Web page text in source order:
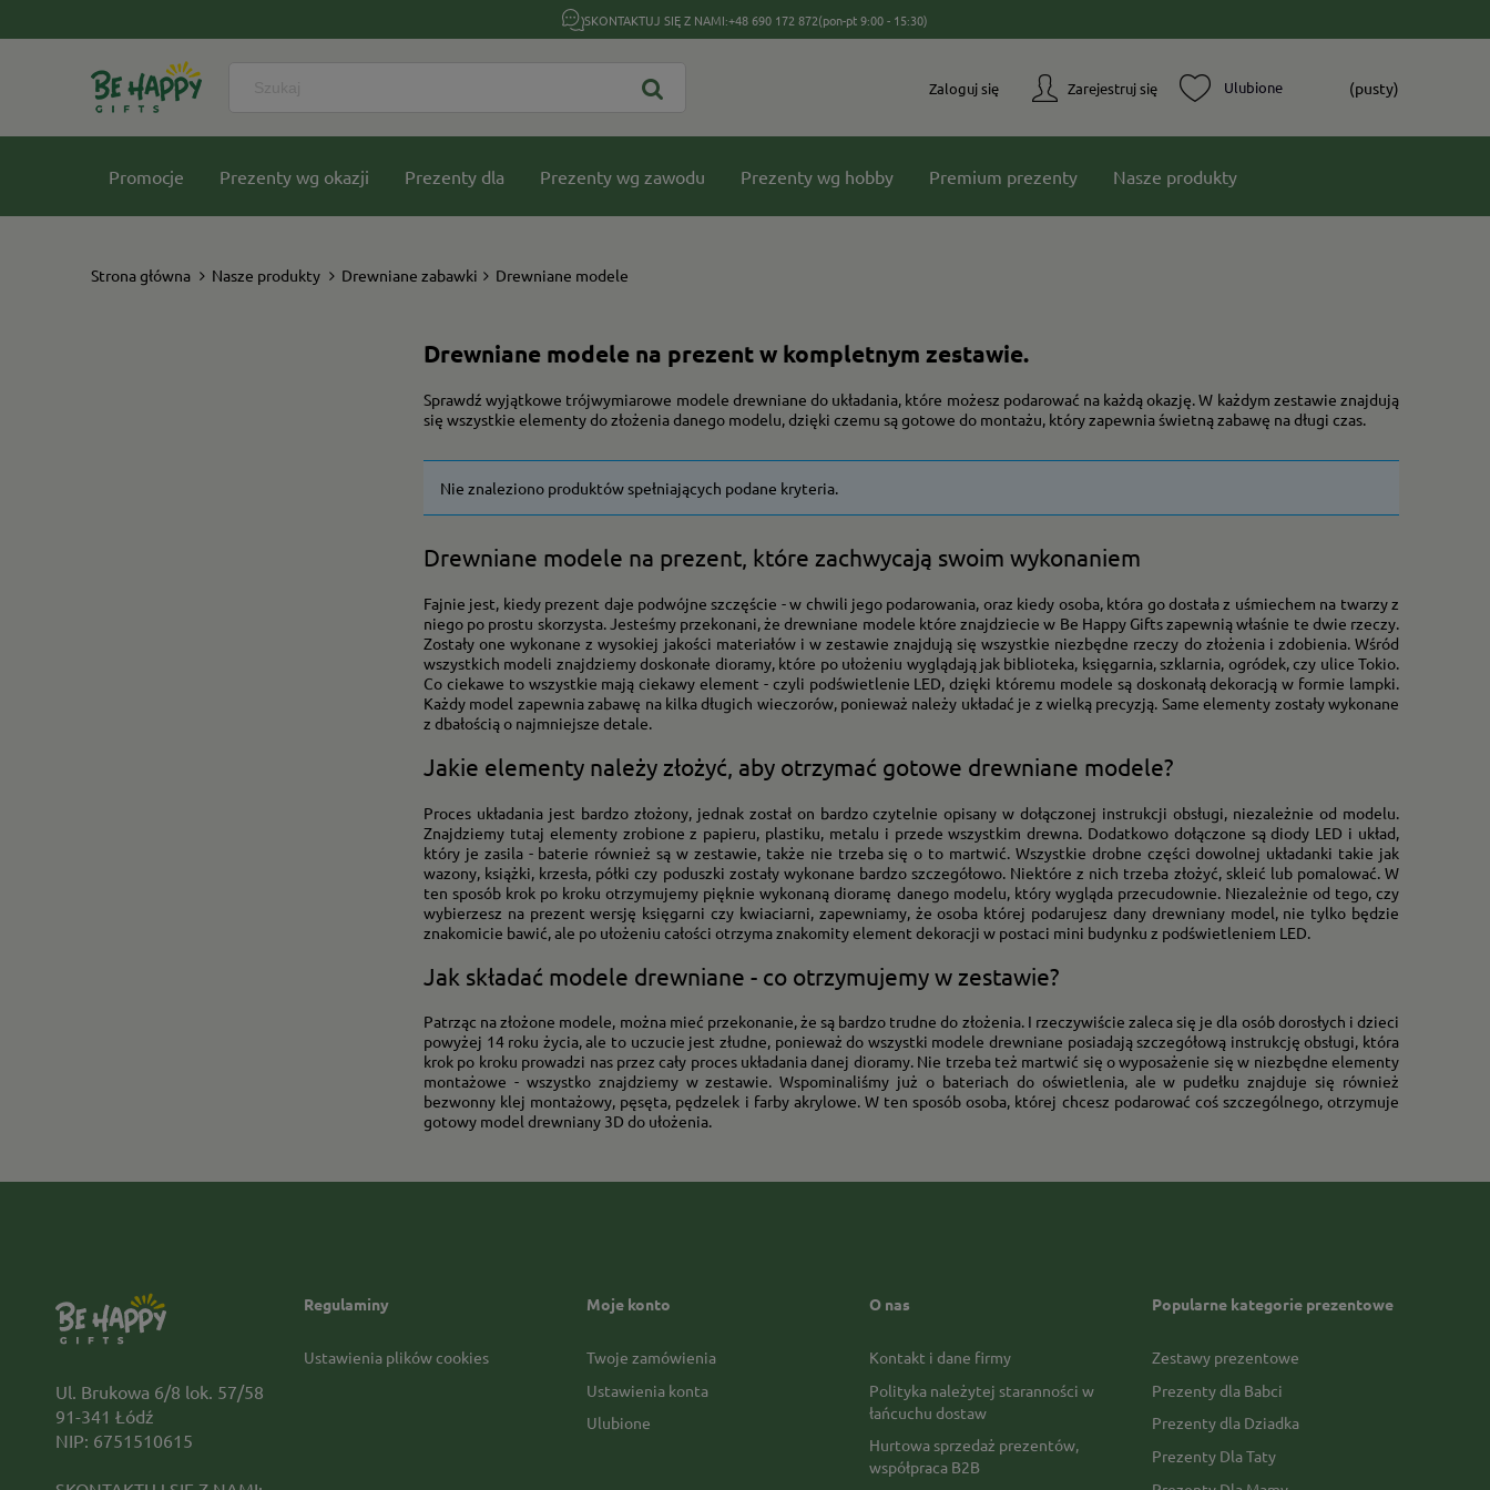
SKONTAKTUJ SIĘ Z NAMI:+48 690 172 872(pon-pt 9:00 - 15:30)
Zarejestruj się
Zaloguj się (pusty)
Promocje Prezenty wg okazji Prezenty dla Prezenty wg zawodu Prezenty wg hobby Premium prezenty Nasze produkty
Strona główna Nasze produkty Drewniane zabawki Drewniane modele
Drewniane modele na prezent w kompletnym zestawie.
Sprawdź wyjątkowe trójwymiarowe modele drewniane do układania, które możesz podarować na każdą okazję. W każdym zestawie znajdują
się wszystkie elementy do złożenia danego modelu, dzięki czemu są gotowe do montażu, który zapewnia świetną zabawę na długi czas.
Nie znaleziono produktów spełniających podane kryteria.
Drewniane modele na prezent, które zachwycają swoim wykonaniem
Fajnie jest, kiedy prezent daje podwójne szczęście - w chwili jego podarowania, oraz kiedy osoba, która go dostała z uśmiechem na twarzy z
niego po prostu skorzysta. Jesteśmy przekonani, że drewniane modele które znajdziecie w Be Happy Gifts zapewnią właśnie te dwie rzeczy.
Zostały one wykonane z wysokiej jakości materiałów i w zestawie znajdują się wszystkie niezbędne rzeczy do złożenia i zdobienia. Wśród
wszystkich modeli znajdziemy doskonałe dioramy, które po ułożeniu wyglądają jak biblioteka, księgarnia, szklarnia, ogródek, czy ulice Tokio.
Co ciekawe to wszystkie mają ciekawy element - czyli podświetlenie LED, dzięki któremu modele są doskonałą dekoracją w formie lampki.
Każdy model zapewnia zabawę na kilka długich wieczorów, ponieważ należy układać je z wielką precyzją. Same elementy zostały wykonane
z dbałością o najmniejsze detale.
Jakie elementy należy złożyć, aby otrzymać gotowe drewniane modele?
Proces układania jest bardzo złożony, jednak został on bardzo czytelnie opisany w dołączonej instrukcji obsługi, niezależnie od modelu.
Znajdziemy tutaj elementy zrobione z papieru, plastiku, metalu i przede wszystkim drewna. Dodatkowo dołączone są diody LED i układ,
który je zasila - baterie również są w zestawie, także nie trzeba się o to martwić. Wszystkie drobne części dowolnej układanki takie jak
wazony, książki, krzesła, półki czy poduszki zostały wykonane bardzo szczegółowo. Niektóre z nich trzeba złożyć, skleić lub pomalować. W
ten sposób krok po kroku otrzymujemy pięknie wykonaną dioramę danego modelu, który wygląda przecudownie. Niezależnie od tego, czy
wybierzesz na prezent wersję księgarni czy kwiaciarni, zapewniamy, że osoba której podarujesz dany drewniany model, nie tylko będzie
znakomicie bawić, ale po ułożeniu całości otrzyma znakomity element dekoracji w postaci mini budynku z podświetleniem LED.
Jak składać modele drewniane - co otrzymujemy w zestawie?
Patrząc na złożone modele, można mieć przekonanie, że są bardzo trudne do złożenia. I rzeczywiście zaleca się je dla osób dorosłych i dzieci
powyżej 14 roku życia, ale to uczucie jest złudne, ponieważ do wszystki modele drewniane posiadają szczegółową instrukcję obsługi, która
krok po kroku prowadzi nas przez cały proces układania danej dioramy. Nie trzeba też martwić się o wyposażenie się w niezbędne elementy
montażowe - wszystko znajdziemy w zestawie. Wspominaliśmy już o bateriach do oświetlenia, ale w pudełku znajduje się również
bezwonny klej montażowy, pęsęta, pędzelek i farby akrylowe. W ten sposób osoba, której chcesz podarować coś szczególnego, otrzymuje
gotowy model drewniany 3D do ułożenia.
Regulaminy
Ustawienia plików cookies
Moje konto
Twoje zamówienia
Ustawienia konta
Ulubione
O nas
Kontakt i dane firmy
Polityka należytej staranności w
łańcuchu dostaw
Hurtowa sprzedaż prezentów,
współpraca B2B
Popularne kategorie prezentowe
Zestawy prezentowe
Prezenty dla Babci
Prezenty dla Dziadka
Prezenty Dla Taty
Ul. Brukowa 6/8 lok. 57/58
91-341 Łódź
NIP: 6751510615